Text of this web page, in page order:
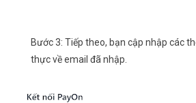
Bước 3: Tiếp theo, bạn cập nhập các
thực về email đã nhập.